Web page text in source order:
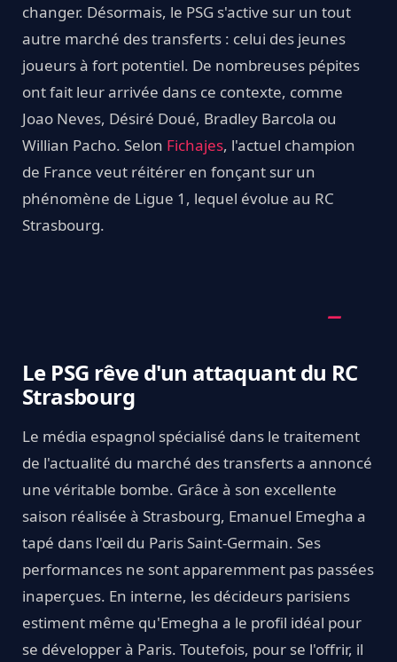
changer. Désormais, le PSG s'active sur un tout
autre marché des transferts : celui des jeunes
joueurs à fort potentiel. De nombreuses pépites
ont fait leur arrivée dans ce contexte, comme
Joao Neves, Désiré Doué, Bradley Barcola ou
Willian Pacho. Selon Fichajes, l'actuel champion
de France veut réitérer en fonçant sur un
phénomène de Ligue 1, lequel évolue au RC
Strasbourg.
Le PSG rêve d'un attaquant du RC
Strasbourg
Le média espagnol spécialisé dans le traitement
de l'actualité du marché des transferts a annoncé
une véritable bombe. Grâce à son excellente
saison réalisée à Strasbourg, Emanuel Emegha a
tapé dans l'œil du Paris Saint-Germain. Ses
performances ne sont apparemment pas passées
inaperçues. En interne, les décideurs parisiens
estiment même qu'Emegha a le profil idéal pour
se développer à Paris. Toutefois, pour se l'offrir, il